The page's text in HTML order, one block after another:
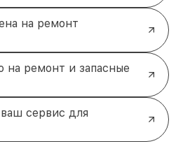
на ремонт
на ремонт и запасные
сервис для